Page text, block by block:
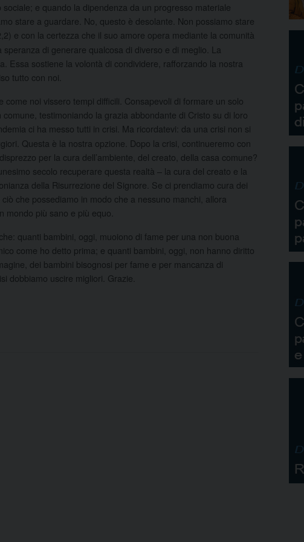
e quando la dipendenza da un progresso materiale
stare a guardare. No, questo è desolante. Non possiamo stare
e con la certezza che il suo amore opera mediante la comunità
di generare qualcosa di diverso e di meglio. La
Essa sostiene la volontà di condividere, rafforzando la nostra
tutto con noi.
noi vissero tempi difficili. Consapevoli di formare un solo
testimoniando la grazia abbondante di Cristo su di loro
ci ha messo tutti in crisi. Ma ricordatevi: da una crisi non si
Questa è la nostra opzione. Dopo la crisi, continueremo con
per la cura dell’ambiente, del creato, della casa comune?
secolo recuperare questa realtà – la cura del creato e la
della Risurrezione del Signore. Se ci prendiamo cura dei
che possediamo in modo che a nessuno manchi, allora
più sano e più equo.
quanti bambini, oggi, muoiono di fame per una non buona
come ho detto prima; e quanti bambini, oggi, non hanno diritto
dei bambini bisognosi per fame e per mancanza di
dobbiamo uscire migliori. Grazie.